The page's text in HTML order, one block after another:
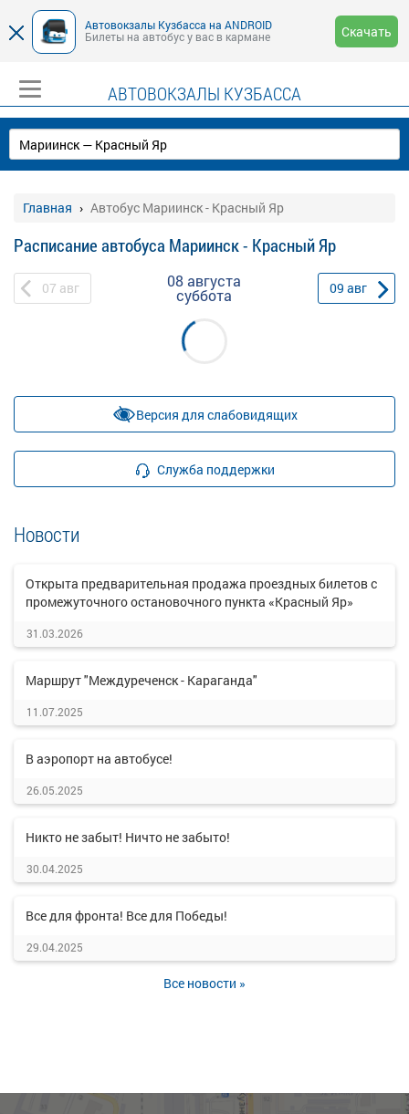
Автовокзалы Кузбасса на ANDROID
Билеты на автобус у вас в кармане
Скачать
АВТОВОКЗАЛЫ КУЗБАССА
Главная Автобус Мариинск - Красный Яр
Расписание автобуса Мариинск - Красный Яр
07 авг 08 августа
суббота 09 авг
Версия для слабовидящих
Служба поддержки
Новости
Открыта предварительная продажа проездных билетов с
промежуточного остановочного пункта «Красный Яр»
31.03.2026
Маршрут "Междуреченск - Караганда"
11.07.2025
В аэропорт на автобусе!
26.05.2025
Никто не забыт! Ничто не забыто!
30.04.2025
Все для фронта! Все для Победы!
29.04.2025
Все новости »